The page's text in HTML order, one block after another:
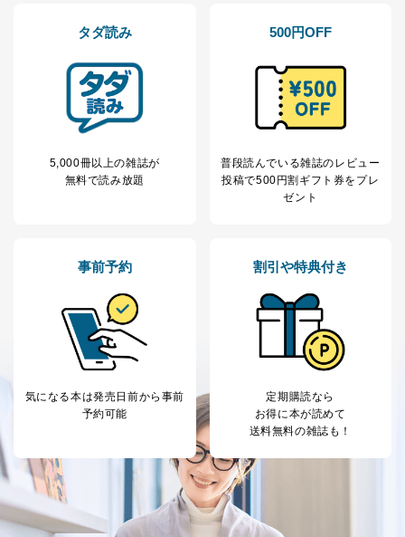
ｅメール等による商品、サービ
採用応募者の方の
個人情報
採用選考、ご連絡のため
当社の従業者の個
人情報
人事、総務などの雇用管理等のた
パートナー（提携
企業）からの委託
購入商品配送のため
提携企業及びお客様がご購入され
た商品の発売元企業からのｅメー
7
SNS公式アカウン
トに登録された方
の個人情報
当社のサービス利用状況の把握お
よびその分析のため
お問い合わせ対応、トラブル対
処、オペレーター教育など応対品
その他当社のプライバシーポリシ
ー等にて公表する利用目的達成の
※上記の利用目的のうちNo.1～5については保有個人デ
ータ（開示対象個人情報）の利用目的であり、下記4.の
開示等のご請求に対応させていただきます。
なお、6、7については、パートナー（提携企業）様又は
各SNS運営会社様にご請求いただきますようお願い致し
ます。
３．個人情報の第三者提供について
タダ読み
5,000冊以上の雑誌が
無料で読み放題
500円OFF
普段読んでいる雑誌のレビュー
投稿で500円割ギフト券をプレ
ゼント
事前予約
気になる本は発売日前から事前
予約可能
割引や特典付き
定期購読なら
お得に本が読めて
送料無料の雑誌も！